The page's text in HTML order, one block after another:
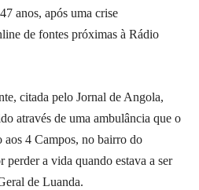
anos, após uma crise
de fontes próximas à Rádio
citada pelo Jornal de Angola,
através de uma ambulância que o
4 Campos, no bairro do
perder a vida quando estava a ser
de Luanda.